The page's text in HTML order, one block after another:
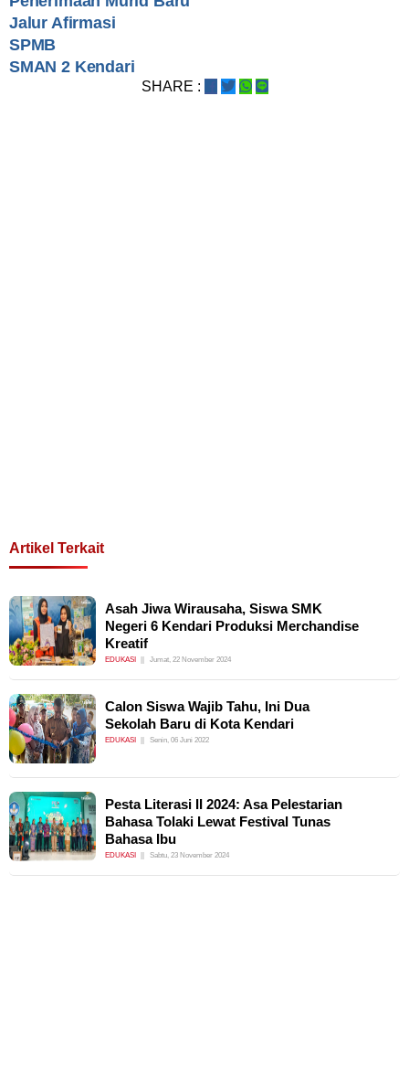
Jalur Afirmasi
SPMB
SMAN 2 Kendari
SHARE :
Artikel Terkait
Asah Jiwa Wirausaha, Siswa SMK
Negeri 6 Kendari Produksi Merchandise
Kreatif
EDUKASI Jumat, 22 November 2024
Calon Siswa Wajib Tahu, Ini Dua
Sekolah Baru di Kota Kendari
EDUKASI Senin, 06 Juni 2022
Pesta Literasi II 2024: Asa Pelestarian
Bahasa Tolaki Lewat Festival Tunas
Bahasa Ibu
EDUKASI Sabtu, 23 November 2024